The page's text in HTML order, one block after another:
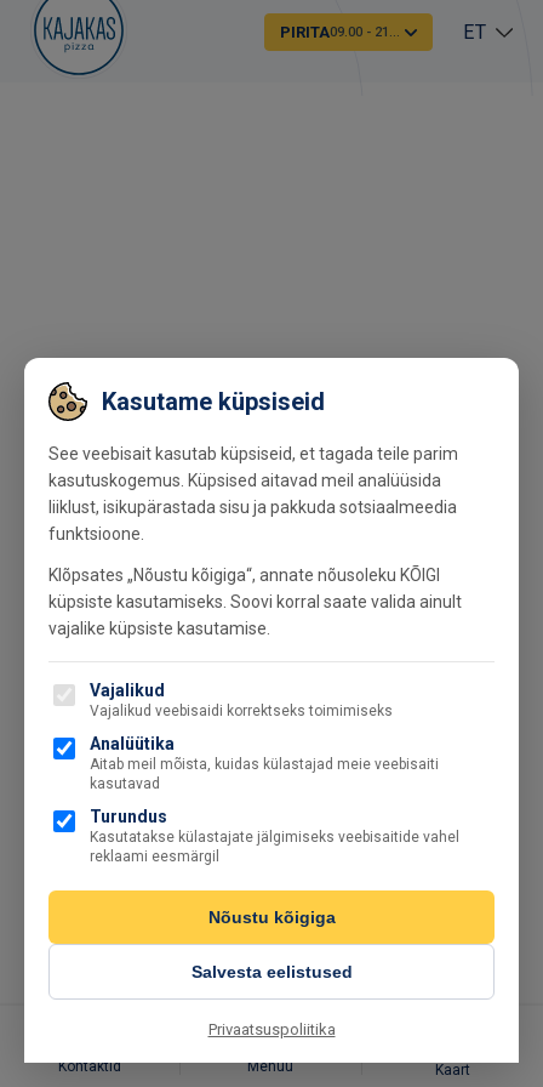
Kontaktid Menüü Kaart
PIRITA 09.00 - 21.00 ET
Kasutame küpsiseid
See veebisait kasutab küpsiseid, et tagada teile parim
kasutuskogemus. Küpsised aitavad meil analüüsida
liiklust, isikupärastada sisu ja pakkuda sotsiaalmeedia
funktsioone.
Klõpsates „Nõustu kõigiga“, annate nõusoleku KÕIGI
küpsiste kasutamiseks. Soovi korral saate valida ainult
vajalike küpsiste kasutamise.
Vajalikud
Vajalikud veebisaidi korrektseks toimimiseks
Analüütika
Aitab meil mõista, kuidas külastajad meie veebisaiti
kasutavad
Turundus
Kasutatakse külastajate jälgimiseks veebisaitide vahel
reklaami eesmärgil
Salvesta eelistused
Nõustu kõigiga
Privaatsuspoliitika